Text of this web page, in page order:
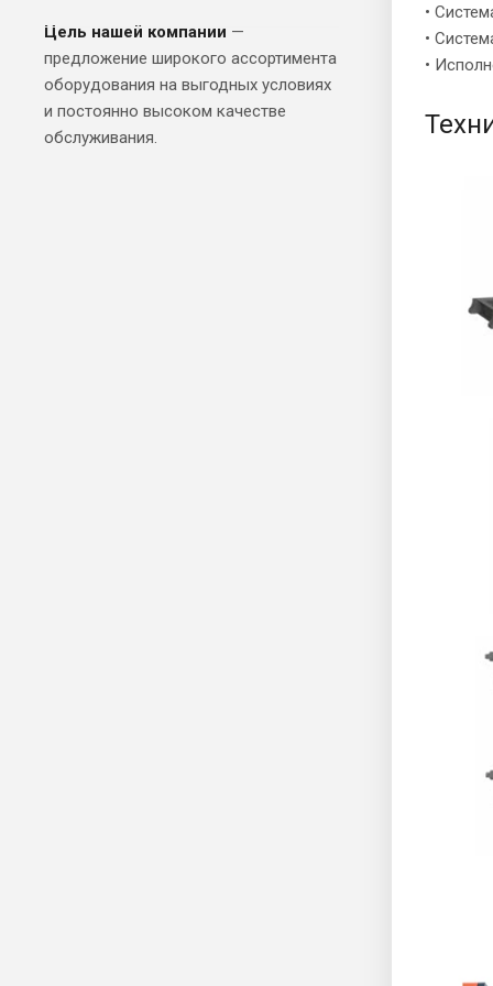
•
•
•
Цель нашей компании —
предложение широкого ассортимента
оборудования на выгодных условиях
и постоянно высоком качестве
обслуживания.